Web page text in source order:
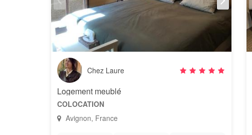
Chez Laure
Logement meublé
COLOCATION
Avignon, France